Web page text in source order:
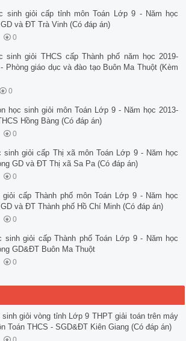
sinh giỏi cấp tỉnh môn Toán Lớp 9 - Năm học
và ĐT Trà Vinh (Có đáp án)
0
sinh giỏi THCS cấp Thành phố năm học 2019-
Phòng giáo dục và đào tạo Buôn Ma Thuột (Kèm
0
học sinh giỏi môn Toán Lớp 9 - Năm học 2013-
Hồng Bàng (Có đáp án)
0
sinh giỏi cấp Thị xã môn Toán Lớp 9 - Năm học
GD và ĐT Thị xã Sa Pa (Có đáp án)
0
cấp Thành phố môn Toán Lớp 9 - Năm học
và ĐT Thành phố Hồ Chí Minh (Có đáp án)
0
sinh giỏi cấp Thành phố Toán Lớp 9 - Năm học
GD&ĐT Buôn Ma Thuột
0
giỏi vòng tỉnh Lớp 9 THPT giải toán trên máy
Toán THCS - SGD&ĐT Kiên Giang (Có đáp án)